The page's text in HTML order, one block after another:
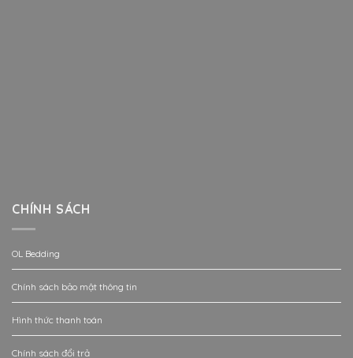
CHÍNH SÁCH
OL Bedding
Chính sách bảo mật thông tin
Hình thức thanh toán
Chính sách đổi trả